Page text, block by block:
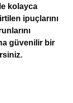
kolayca
ipuçlarını
güvenilir bir